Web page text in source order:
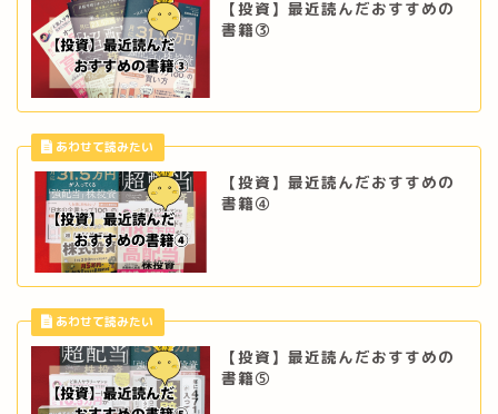
【投資】最近読んだおすすめの
書籍③
【投資】最近読んだおすすめの
書籍④
【投資】最近読んだおすすめの
書籍⑤